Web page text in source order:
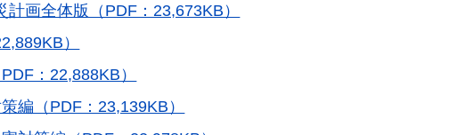
計画全体版（PDF：23,673KB）
）
：22,888KB）
編（PDF：23,139KB）